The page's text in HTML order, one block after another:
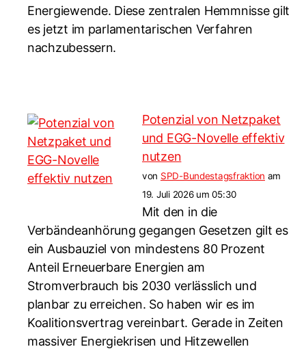
Energiewende. Diese zentralen Hemmnisse gilt
es jetzt im parlamentarischen Verfahren
nachzubessern.
Potenzial von Netzpaket
und EGG-Novelle effektiv
nutzen
von SPD-Bundestagsfraktion am
19. Juli 2026 um 05:30
Mit den in die
Verbändeanhörung gegangen Gesetzen gilt es
ein Ausbauziel von mindestens 80 Prozent
Anteil Erneuerbare Energien am
Stromverbrauch bis 2030 verlässlich und
planbar zu erreichen. So haben wir es im
Koalitionsvertrag vereinbart. Gerade in Zeiten
massiver Energiekrisen und Hitzewellen